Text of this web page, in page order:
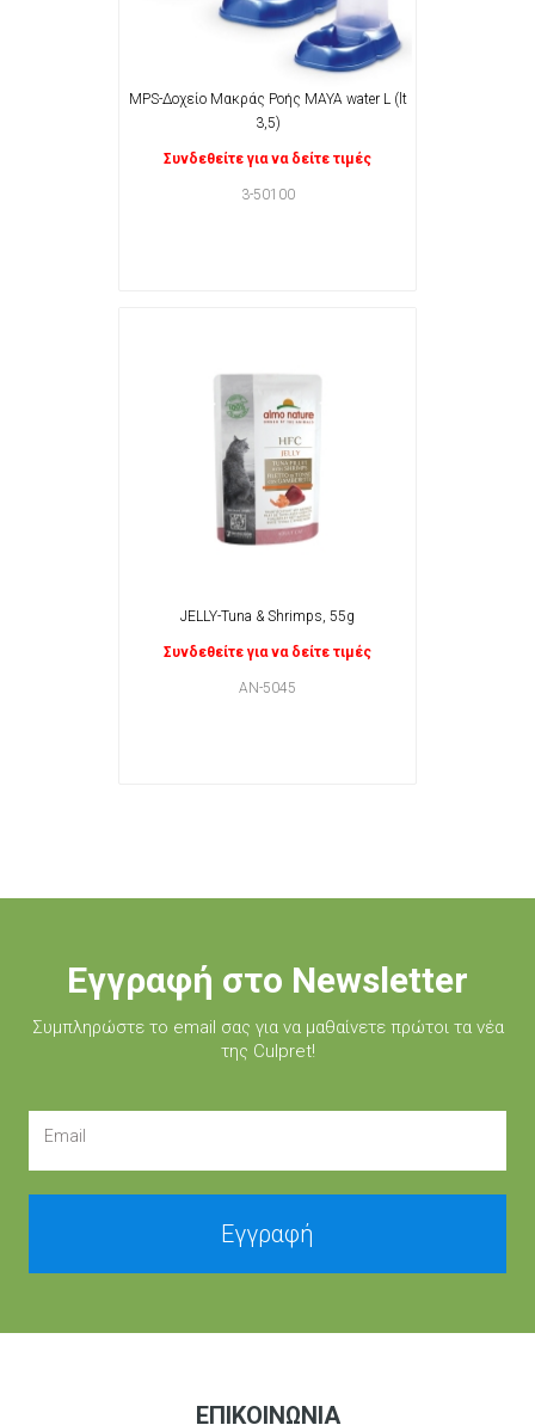
MPS-Δοχείο Μακράς Ροής MAYA water L (lt
3,5)
Συνδεθείτε για να δείτε τιμές
3-50100
JELLY-Tuna & Shrimps, 55g
Συνδεθείτε για να δείτε τιμές
AN-5045
Εγγραφή στο Newsletter
Συμπληρώστε τo email σας για να μαθαίνετε πρώτοι τα νέα
της Culpret!
Email
Εγγραφή
ΕΠΙΚΟΙΝΩΝΊΑ